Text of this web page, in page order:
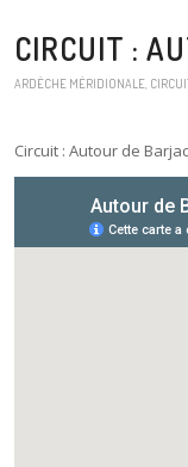
CIRCUIT :
ARDÈCHE MÉRIDIONALE
Circuit : Autour de